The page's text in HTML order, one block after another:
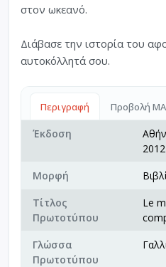
στον ωκεανό.
Διάβασε την ιστορία του
αυτοκόλλητά σου.
Περιγραφή Προβολή
Έκδοση
2012
Μορφή
Τίτλος
Πρωτοτύπου
Le
Γλώσσα
Πρωτοτύπου